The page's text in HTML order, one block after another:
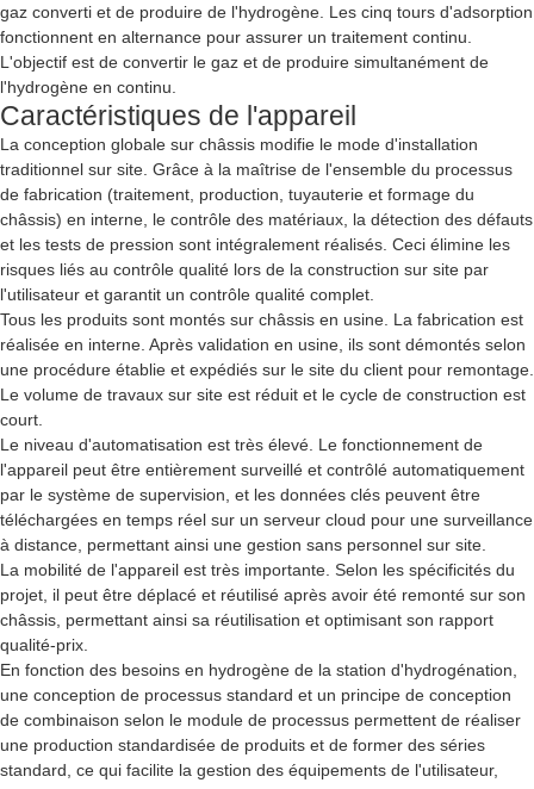
gaz converti et de produire de l'hydrogène. Les cinq tours d'adsorption
fonctionnent en alternance pour assurer un traitement continu.
L'objectif est de convertir le gaz et de produire simultanément de
l'hydrogène en continu.
Caractéristiques de l'appareil
La conception globale sur châssis modifie le mode d'installation
traditionnel sur site. Grâce à la maîtrise de l'ensemble du processus
de fabrication (traitement, production, tuyauterie et formage du
châssis) en interne, le contrôle des matériaux, la détection des défauts
et les tests de pression sont intégralement réalisés. Ceci élimine les
risques liés au contrôle qualité lors de la construction sur site par
l'utilisateur et garantit un contrôle qualité complet.
Tous les produits sont montés sur châssis en usine. La fabrication est
réalisée en interne. Après validation en usine, ils sont démontés selon
une procédure établie et expédiés sur le site du client pour remontage.
Le volume de travaux sur site est réduit et le cycle de construction est
court.
Le niveau d'automatisation est très élevé. Le fonctionnement de
l'appareil peut être entièrement surveillé et contrôlé automatiquement
par le système de supervision, et les données clés peuvent être
téléchargées en temps réel sur un serveur cloud pour une surveillance
à distance, permettant ainsi une gestion sans personnel sur site.
La mobilité de l'appareil est très importante. Selon les spécificités du
projet, il peut être déplacé et réutilisé après avoir été remonté sur son
châssis, permettant ainsi sa réutilisation et optimisant son rapport
qualité-prix.
En fonction des besoins en hydrogène de la station d'hydrogénation,
une conception de processus standard et un principe de conception
de combinaison selon le module de processus permettent de réaliser
une production standardisée de produits et de former des séries
standard, ce qui facilite la gestion des équipements de l'utilisateur,